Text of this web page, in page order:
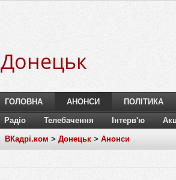
Донецьк
ГОЛОВНА АНОНСИ ПОЛІТИКА
Радіо Телебачення Інтерв'ю
ВКадрі.ком > Донецьк > Анонси